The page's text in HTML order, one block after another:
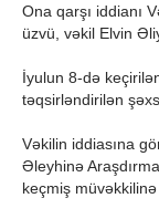
Ona qarşı iddianı
üzvü, vəkil Elvin
İyulun 8-də
təqsirləndirilən şəxs
Vəkilin iddiasına
Əleyhinə
keçmiş